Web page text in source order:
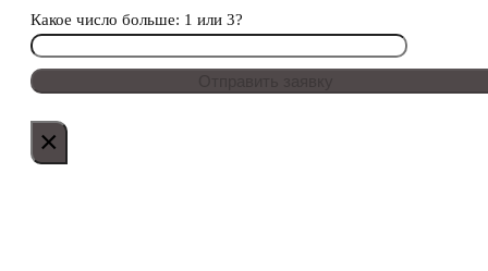
Какое число больше: 1 или 3?
×